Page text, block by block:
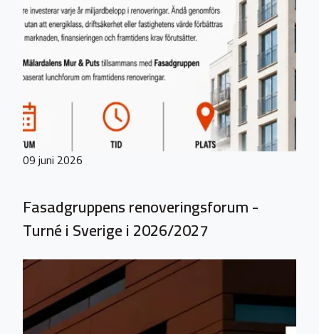
09 juni 2026
Fasadgruppens renoveringsforum -
Turné i Sverige i 2026/2027